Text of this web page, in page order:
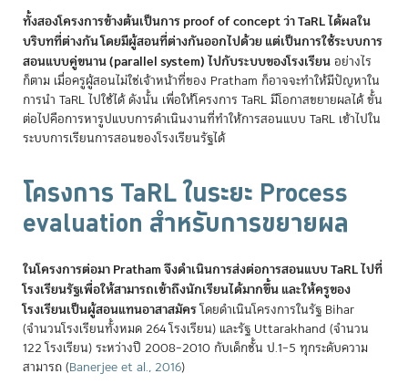
ทั้งสองโครงการข้างต้นเป็นการ proof of concept ว่า TaRL ได้ผลใน
บริบทที่ต่างกัน โดยมีผู้สอนที่ต่างกันออกไปด้วย แต่เป็นการใช้ระบบการ
สอนแบบคู่ขนาน (parallel system) ไปกับระบบของโรงเรียนอย่างไร
ก็ตาม เมื่อครูผู้สอนไม่ใช่เจ้าหน้าที่ของ Pratham ก็อาจจะทำให้มีปัญหาใน
การนำ TaRL ไปใช้ได้ ดังนั้น เพื่อให้โครงการ TaRL มีโอกาสขยายผลได้ ขั้น
ต่อไปคือการหารูปแบบการดำเนินงานที่ทำให้การสอนแบบ TaRL เข้าไปใน
ระบบการเรียนการสอนของโรงเรียนรัฐได้
โครงการ TaRL ในระยะ Process
evaluation สำหรับการขยายผล
ในโครงการต่อมา Pratham จึงดำเนินการส่งต่อการสอนแบบ TaRL ไปที่
โรงเรียนรัฐเพื่อให้สามารถเข้าถึงนักเรียนได้มากขึ้น และให้ครูของ
โรงเรียนเป็นผู้สอนแทนอาสาสมัครโดยดำเนินโครงการในรัฐ Bihar
(จำนวนโรงเรียนทั้งหมด 264 โรงเรียน) และรัฐ Uttarakhand (จำนวน
122 โรงเรียน) ระหว่างปี 2008–2010 กับเด็กชั้น ป.1–5 ทุกระดับความ
สามารถ(Banerjee et al., 2016)